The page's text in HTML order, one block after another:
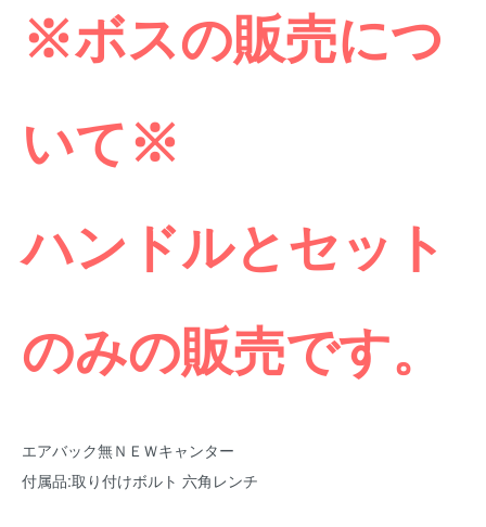
※ボスの販売につ
いて※
ハンドルとセット
のみの販売です。
エアバック無ＮＥＷキャンター
付属品:取り付けボルト 六角レンチ